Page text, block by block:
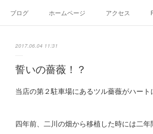
ブログ ホームページ アクセス
2017.06.04 11:31
誓いの薔薇！？
当店の第２駐車場にあるツル薔薇がハート
四年前、二川の畑から移植した時には二年